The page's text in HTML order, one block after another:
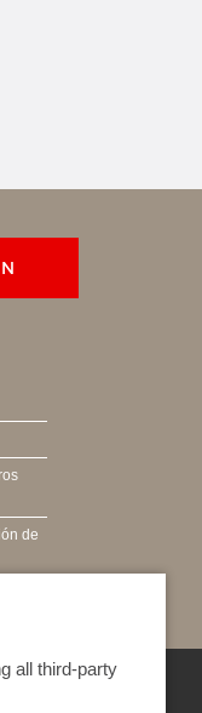
de
all third-party